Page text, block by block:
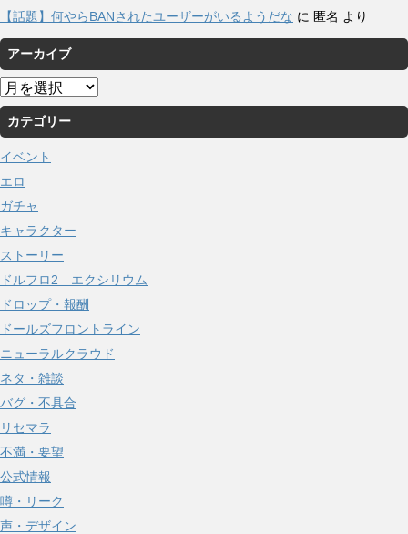
【話題】何やらBANされたユーザーがいるようだな に 匿名 より
アーカイブ
ア
ー
カ
イ
ブ
カテゴリー
イベント
エロ
ガチャ
キャラクター
ストーリー
ドルフロ2 エクシリウム
ドロップ・報酬
ドールズフロントライン
ニューラルクラウド
ネタ・雑談
バグ・不具合
リセマラ
不満・要望
公式情報
噂・リーク
声・デザイン